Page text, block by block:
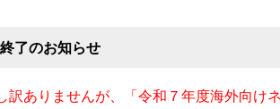
了のお知らせ
訳ありませんが、「令和７年度海外向